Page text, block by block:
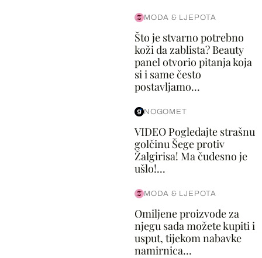
MODA & LJEPOTA
Što je stvarno potrebno
koži da zablista? Beauty
panel otvorio pitanja koja
si i same često
postavljamo...
NOGOMET
VIDEO Pogledajte strašnu
golčinu Šege protiv
Žalgirisa! Ma čudesno je
ušlo!...
MODA & LJEPOTA
Omiljene proizvode za
njegu sada možete kupiti i
usput, tijekom nabavke
namirnica...